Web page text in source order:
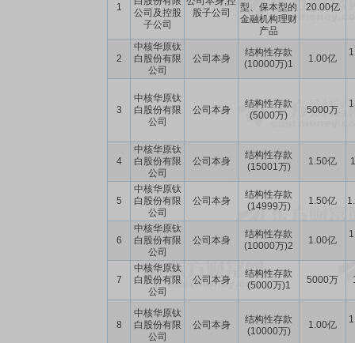
1
公司及控股
子公司
股子公司
型、保本型的
金融机构理财
产品
20.00亿
2
中核华原钛
白股份有限
公司
公司本身
结构性存款
(10000万)1
1.00亿
3
中核华原钛
白股份有限
公司
公司本身
结构性存款
(5000万)
5000万
4
中核华原钛
白股份有限
公司
公司本身
结构性存款
(15001万)
1.50亿
5
中核华原钛
白股份有限
公司
公司本身
结构性存款
(14999万)
1.50亿
6
中核华原钛
白股份有限
公司
公司本身
结构性存款
(10000万)2
1.00亿
7
中核华原钛
白股份有限
公司
公司本身
结构性存款
(5000万)1
5000万
8
中核华原钛
白股份有限
公司
公司本身
结构性存款
(10000万)
1.00亿